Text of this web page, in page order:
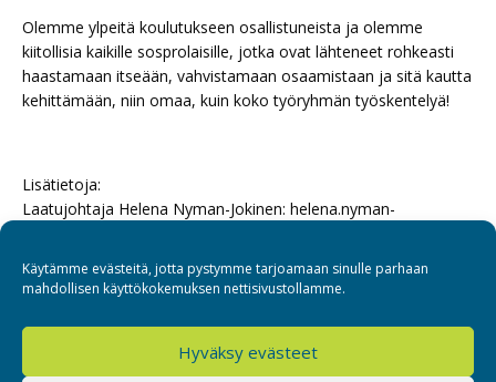
Käytämme evästeitä, jotta pystymme tarjoamaan sinulle parhaan
mahdollisen käyttökokemuksen nettisivustollamme.
Hyväksy evästeet
Olemme ylpeitä koulutukseen osallistuneista ja olemme
kiitollisia kaikille sosprolaisille, jotka ovat lähteneet rohkeasti
haastamaan itseään, vahvistamaan osaamistaan ja sitä kautta
kehittämään, niin omaa, kuin koko työryhmän työskentelyä!
Lisätietoja:
Laatujohtaja Helena Nyman-Jokinen: helena.nyman-